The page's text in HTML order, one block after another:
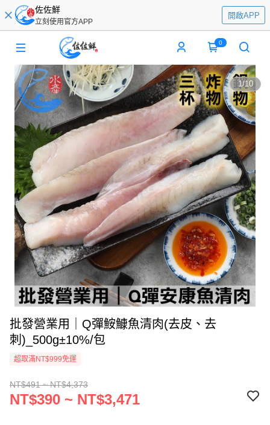
佐佐鮮
立刻使用官方APP
開啟APP
0
1/10
批發營業用｜Q彈鮟鱇魚清肉(去皮、去
刺)_500g±10%/包
超取滿NT$999免運
NT$491 ~ NT$4,373
NT$390 ~ NT$3,471